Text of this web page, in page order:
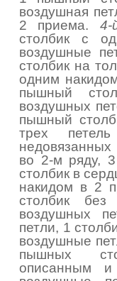
воздушная
2 приема. 4-
столбик с
воздушные
столбик на
одним
пышный
воздушных
пышный
трех
недовязанных
во 2-м ряду,
столбик в
накидом в 2
столбик
воздушных
петли, 1
воздушные
пышных
описанным